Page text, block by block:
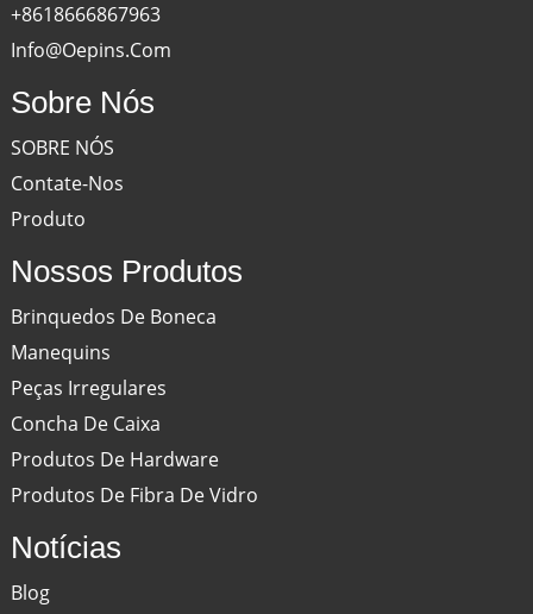
+8618666867963
Info@oepins.com
Sobre Nós
SOBRE NÓS
Contate-Nos
Produto
Nossos Produtos
Brinquedos De Boneca
Manequins
Peças Irregulares
Concha De Caixa
Produtos De Hardware
Produtos De Fibra De Vidro
Notícias
Blog